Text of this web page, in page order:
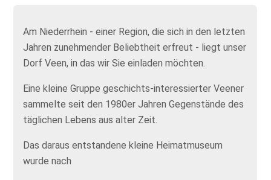
Am Niederrhein - einer Region, die sich in den letzten
Jahren zunehmender Beliebtheit erfreut - liegt unser
Dorf Veen, in das wir Sie einladen möchten.
Eine kleine Gruppe geschichts-interessierter Veener
sammelte seit den 1980er Jahren Gegenstände des
täglichen Lebens aus alter Zeit.
Das daraus entstandene kleine Heimatmuseum
wurde nach